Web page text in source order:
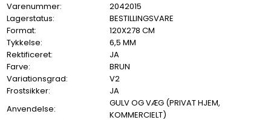
Varenummer:
2042015
Lagerstatus:
BESTILLINGSVARE
Format:
120X278 CM
Tykkelse:
6,5 MM
Rektificeret:
JA
Farve:
BRUN
Variationsgrad:
V2
Frostsikker:
JA
Anvendelse:
GULV OG VÆG (PRIVAT HJEM,
KOMMERCIELT)